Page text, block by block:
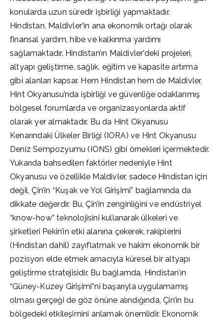
konularda uzun süredir işbirliği yapmaktadır.
Hindistan, Maldivler’in ana ekonomik ortağı olarak
finansal yardım, hibe ve kalkınma yardımı
sağlamaktadır. Hindistan’ın Maldivler’deki projeleri,
altyapı geliştirme, sağlık, eğitim ve kapasite artırma
gibi alanları kapsar. Hem Hindistan hem de Maldivler,
Hint Okyanusu’nda işbirliği ve güvenliğe odaklanmış
bölgesel forumlarda ve organizasyonlarda aktif
olarak yer almaktadır. Bu da Hint Okyanusu
Kenarındaki Ülkeler Birliği (IORA) ve Hint Okyanusu
Deniz Sempozyumu (IONS) gibi örnekleri içermektedir.
Yukarıda bahsedilen faktörler nedeniyle Hint
Okyanusu ve özellikle Maldivler, sadece Hindistan için
değil, Çin’in “Kuşak ve Yol Girişimi” bağlamında da
dikkate değerdir. Bu, Çin’in zenginliğini ve endüstriyel
“know-how” teknolojisini kullanarak ülkeleri ve
şirketleri Pekin’in etki alanına çekerek, rakiplerini
(Hindistan dahil) zayıflatmak ve hakim ekonomik bir
pozisyon elde etmek amacıyla küresel bir altyapı
geliştirme stratejisidir. Bu bağlamda, Hindistan’ın
“Güney-Kuzey Girişimi”ni başarıyla uygulamamış
olması gerçeği de göz önüne alındığında, Çin’in bu
bölgedeki etkileşimini anlamak önemlidir. Ekonomik